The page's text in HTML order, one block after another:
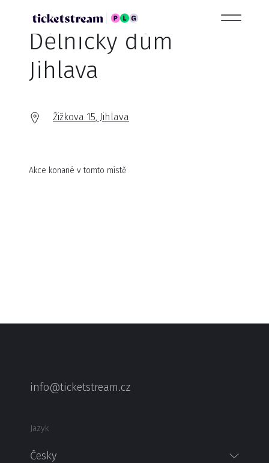
Dělnický dům
Jihlava
Žižkova 15, Jihlava
Akce konané v tomto místě
info@ticketstream.cz
Jazyk
Česky